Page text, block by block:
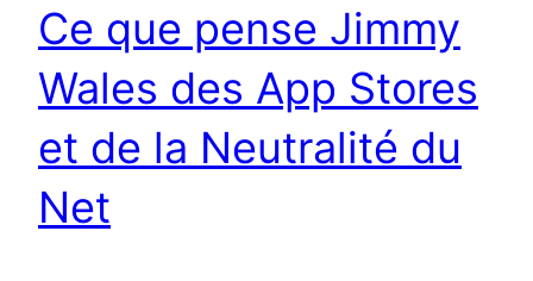
Ce que pense Jimmy
Wales des App Stores
et de la Neutralité du
Net